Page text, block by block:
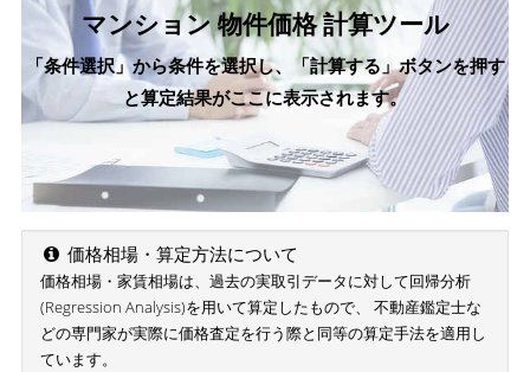
マンション 物件価格 計算ツール
「条件選択」から条件を選択し、「計算する」ボタンを押す
と算定結果がここに表示されます。
価格相場・算定方法について
価格相場・家賃相場は、過去の実取引データに対して回帰分析
(Regression Analysis)を用いて算定したもので、 不動産鑑定士な
どの専門家が実際に価格査定を行う際と同等の算定手法を適用し
ています。